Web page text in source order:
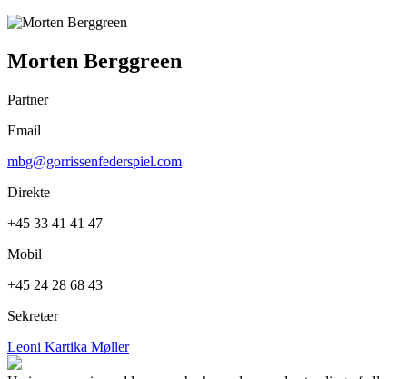
Morten Berggreen
Partner
Email
mbg@gorrissenfederspiel.com
Direkte
+45 33 41 41 47
Mobil
+45 24 28 68 43
Sekretær
Leoni Kartika Møller